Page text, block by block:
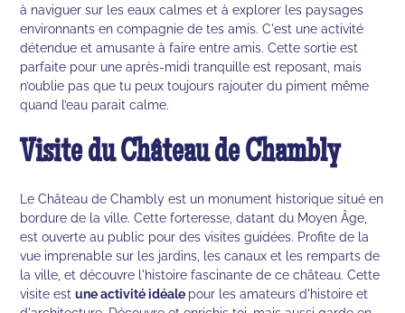
à naviguer sur les eaux calmes et à explorer les paysages
environnants en compagnie de tes amis. C'est une activité
détendue et amusante à faire entre amis. Cette sortie est
parfaite pour une après-midi tranquille est reposant, mais
n’oublie pas que tu peux toujours rajouter du piment même
quand l’eau parait calme.
Visite du Château de Chambly
Le Château de Chambly est un monument historique situé en
bordure de la ville. Cette forteresse, datant du Moyen Âge,
est ouverte au public pour des visites guidées. Profite de la
vue imprenable sur les jardins, les canaux et les remparts de
la ville, et découvre l'histoire fascinante de ce château. Cette
visite estune activité idéale pour les amateurs d'histoire et